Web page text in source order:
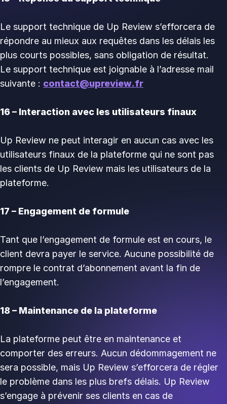
Le support technique de Up Review s’efforcera de
répondre au mieux aux requêtes dans les délais les
plus courts possibles, sans obligation de résultat.
Le support technique est joignable à l’adresse mail
suivante : contact@upreview.fr
16 – Interaction avec les utilisateurs finaux
Up Review ne peut interagir en aucun cas avec les
utilisateurs finaux de la plateforme qui ne sont pas
les clients de Up Review mais les utilisateurs de la
plateforme.
17 – Engagement de formule
Tant que l’engagement de formule est en cours, le
client devra payer le service. Aucune possibilité de
rompre le contrat d’abonnement avant la fin de
l’engagement.
18 – Maintenance de la plateforme
La plateforme peut être en maintenance et
comporter des erreurs. Aucun dédommagement ne
sera possible, mais Up Review s’efforcera de régler
le problème dans les plus brefs délais. Up Review
s’engage à prévenir ses clients en cas de